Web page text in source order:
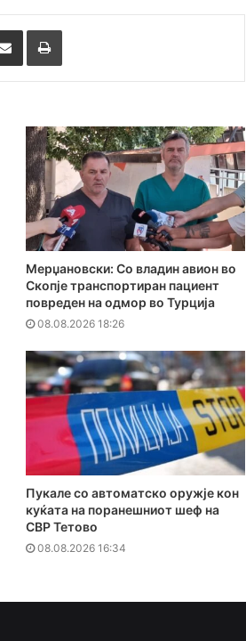
Сподели преку Е-маил Испринтај
Мерџановски: Со владин авион во
Скопје транспортиран пациент
повреден на одмор во Турција
08.08.2026 18:26
Пукале со автоматско оружје кон
куќата на поранешниот шеф на
СВР Тетово
08.08.2026 16:34